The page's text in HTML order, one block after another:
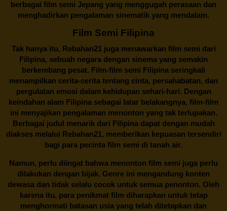
berbagai film semi Jepang yang menggugah perasaan dan
menghadirkan pengalaman sinematik yang mendalam.
Film Semi Filipina
Tak hanya itu, Rebahan21juga menawarkan film semi dari
Filipina, sebuah negara dengan sinema yang semakin
berkembang pesat. Film-film semi Filipina seringkali
menampilkan cerita-cerita tentang cinta, persahabatan, dan
pergulatan emosi dalam kehidupan sehari-hari. Dengan
keindahan alam Filipina sebagai latar belakangnya, film-film
ini menyajikan pengalaman menonton yang tak terlupakan.
Berbagai judul menarik dari Filipina dapat dengan mudah
diakses melalui Rebahan21, memberikan kepuasan tersendiri
bagi para pecinta film semi di tanah air.
Namun, perlu diingat bahwa menonton film semi juga perlu
dilakukan dengan bijak. Genre ini mengandung konten
dewasa dan tidak selalu cocok untuk semua penonton. Oleh
karena itu, para penikmat film diharapkan untuk tetap
menghormati batasan usia yang telah ditetapkan dan